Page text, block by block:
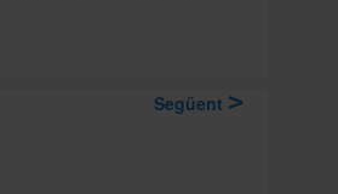
Següent